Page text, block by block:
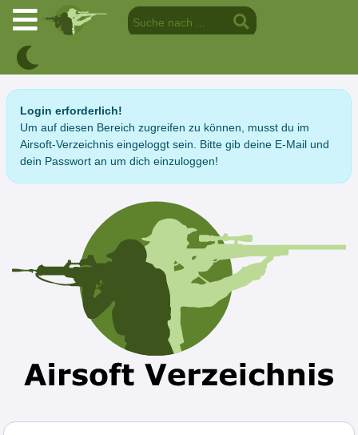
Login erforderlich!
Um auf diesen Bereich zugreifen zu können, musst du im
Airsoft-Verzeichnis eingeloggt sein. Bitte gib deine E-Mail und
dein Passwort an um dich einzuloggen!